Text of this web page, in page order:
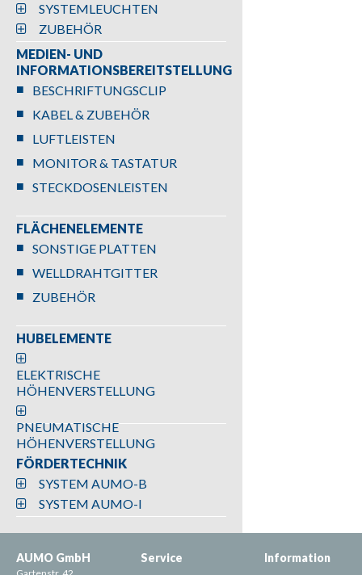
SYSTEMLEUCHTEN
ZUBEHÖR
MEDIEN- UND
INFORMATIONSBEREITSTELLUNG
BESCHRIFTUNGSCLIP
KABEL & ZUBEHÖR
LUFTLEISTEN
MONITOR & TASTATUR
STECKDOSENLEISTEN
FLÄCHENELEMENTE
SONSTIGE PLATTEN
WELLDRAHTGITTER
ZUBEHÖR
HUBELEMENTE
ELEKTRISCHE
HÖHENVERSTELLUNG
PNEUMATISCHE
HÖHENVERSTELLUNG
FÖRDERTECHNIK
SYSTEM AUMO-B
SYSTEM AUMO-I
AUMO GmbH Service Information